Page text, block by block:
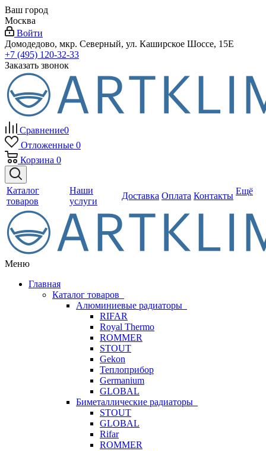
Ваш город
Москва
Войти
Домодедово, мкр. Северный, ул. Каширское Шоссе, 15Е
+7 (495) 120-32-33
Заказать звонок
Сравнение0
Отложенные 0
Корзина 0
Каталог
товаров
Наши
услуги
Доставка Оплата Контакты Ещё
Меню
Главная
Каталог товаров
Алюминиевые радиаторы
RIFAR
Royal Thermo
ROMMER
STOUT
Gekon
Теплоприбор
Germanium
GLOBAL
Биметаллические радиаторы
STOUT
GLOBAL
Rifar
ROMMER